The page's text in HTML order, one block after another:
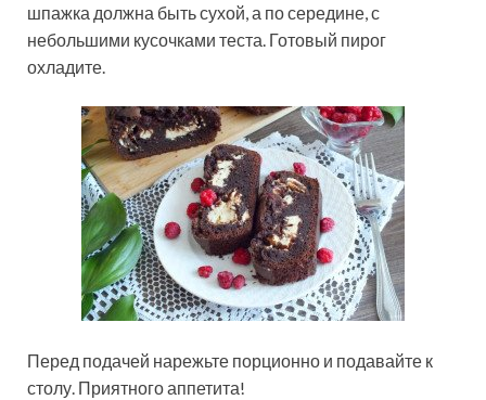
шпажка должна быть сухой, а по середине, с
небольшими кусочками теста. Готовый пирог
охладите.
Перед подачей нарежьте порционно и подавайте к
столу. Приятного аппетита!